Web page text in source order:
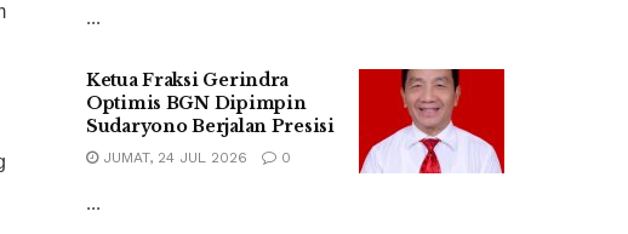
...
Ketua Fraksi Gerindra
Optimis BGN Dipimpin
Sudaryono Berjalan Presisi
JUMAT, 24 JUL 2026 0
...